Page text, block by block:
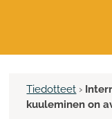
Tiedotteet ›
kuuleminen on